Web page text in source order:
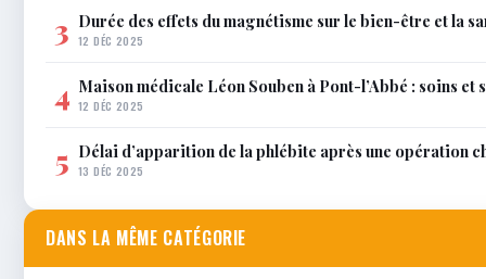
3 Durée des effets du magnétisme sur le bien-être et la
12 DÉC 2025
4 Maison médicale Léon Souben à Pont-l’Abbé : soins et
12 DÉC 2025
5 Délai d’apparition de la phlébite après une opération
13 DÉC 2025
DANS LA MÊME CATÉGORIE